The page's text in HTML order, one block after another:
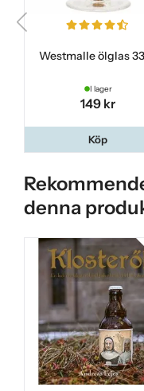
Westmalle ölglas
I lager
149 kr
Köp
denna